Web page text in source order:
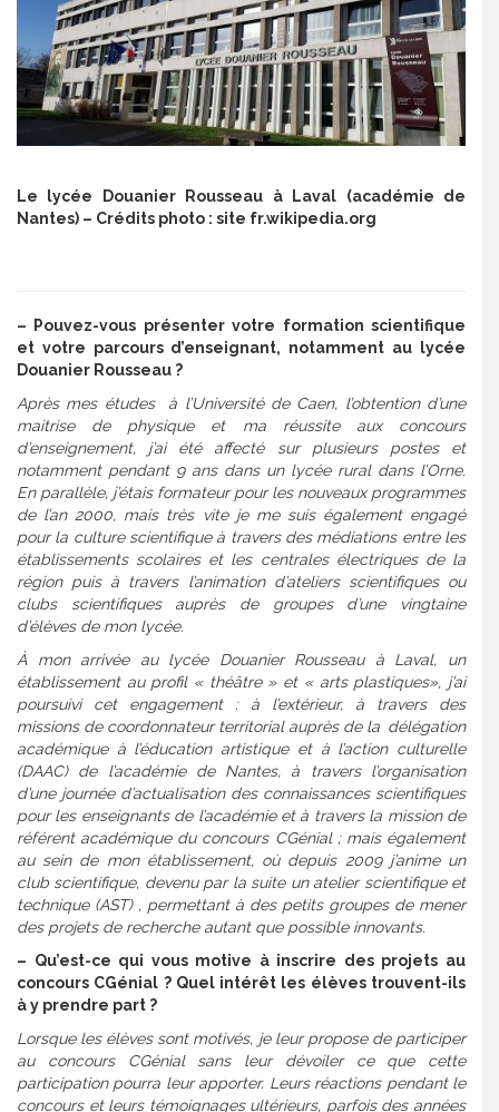
Le lycée Douanier Rousseau à Laval (académie de
Nantes) – Crédits photo : site fr.wikipedia.org
– Pouvez-vous présenter votre formation scientifique
et votre parcours d’enseignant, notamment au lycée
Douanier Rousseau ?
Après mes études à l’Université de Caen, l’obtention d’une
maitrise de physique et ma réussite aux concours
d’enseignement, j’ai été affecté sur plusieurs postes et
notamment pendant 9 ans dans un lycée rural dans l’Orne.
En parallèle, j’étais formateur pour les nouveaux programmes
de l’an 2000, mais très vite je me suis également engagé
pour la culture scientifique à travers des médiations entre les
établissements scolaires et les centrales électriques de la
région puis à travers l’animation d’ateliers scientifiques ou
clubs scientifiques auprès de groupes d’une vingtaine
d’élèves de mon lycée.
À mon arrivée au lycée Douanier Rousseau à Laval, un
établissement au profil « théâtre » et « arts plastiques», j’ai
poursuivi cet engagement : à l’extérieur, à travers des
missions de coordonnateur territorial auprès de la délégation
académique à l’éducation artistique et à l’action culturelle
(DAAC) de l’académie de Nantes, à travers l’organisation
d’une journée d’actualisation des connaissances scientifiques
pour les enseignants de l’académie et à travers la mission de
référent académique du concours CGénial ; mais également
au sein de mon établissement, où depuis 2009 j’anime un
club scientifique, devenu par la suite un atelier scientifique et
technique (AST) , permettant à des petits groupes de mener
des projets de recherche autant que possible innovants.
– Qu’est-ce qui vous motive à inscrire des projets au
concours CGénial ? Quel intérêt les élèves trouvent-ils
à y prendre part ?
Lorsque les élèves sont motivés, je leur propose de participer
au concours CGénial sans leur dévoiler ce que cette
participation pourra leur apporter. Leurs réactions pendant le
concours et leurs témoignages ultérieurs, parfois des années